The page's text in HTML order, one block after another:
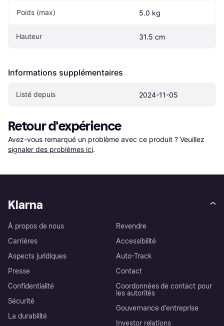
Poids (max) 5.0 kg
Hauteur 31.5 cm
Informations supplémentaires
Listé depuis 2024-11-05
Retour d'expérience
Avez-vous remarqué un problème avec ce produit ? Veuillez
signaler des problèmes ici.
Klarna
À propos de nous
Carrières
Aspects juridiques
Presse
Confidentialité
Sécurité
La durabilité
Revendre
Accessibilité
Auto-Track
Contact
Coordonnées de contact pour
les autorités
Gouvernance d’entreprise
Investor relations